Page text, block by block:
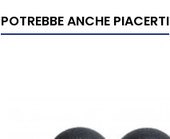
POTREBBE ANCHE PIACERTI